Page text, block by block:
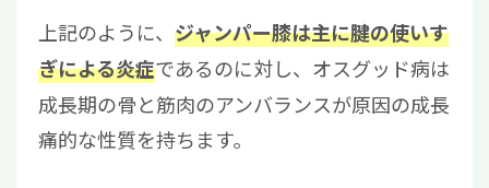
上記のように、 ジャンパー膝は主に腱の使いす
ぎによる炎症であるのに対し、オスグッド病は
成長期の骨と筋肉のアンバランスが原因の成長
痛的な性質を持ちます。